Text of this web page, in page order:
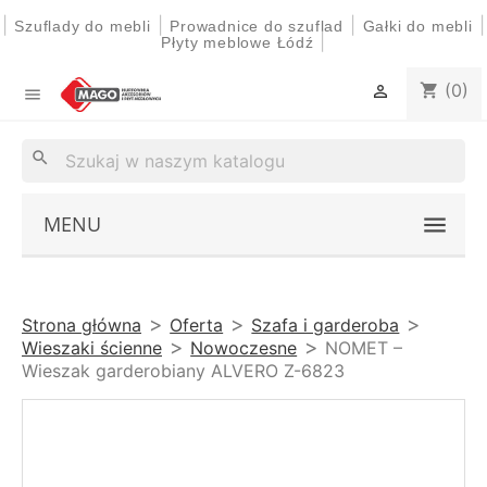
Szuflady do mebli Prowadnice do szuflad Gałki do mebli
Płyty meblowe Łódź
 shopping_cart (0)

search
MENU
Strona główna Oferta
Szafa i garderoba
Wieszaki ścienne
Nowoczesne
NOMET –
Wieszak garderobiany ALVERO Z-6823